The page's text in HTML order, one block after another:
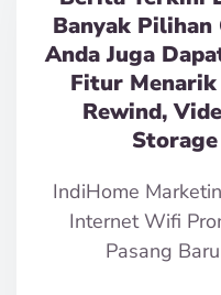
Banyak
Anda Juga
Fitur
Rewind,
IndiHome
Internet Wifi
Pasang